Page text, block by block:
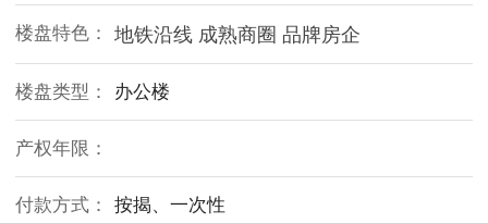
楼盘特色： 地铁沿线 成熟商圈 品牌房企
楼盘类型： 办公楼
产权年限：
付款方式： 按揭、一次性